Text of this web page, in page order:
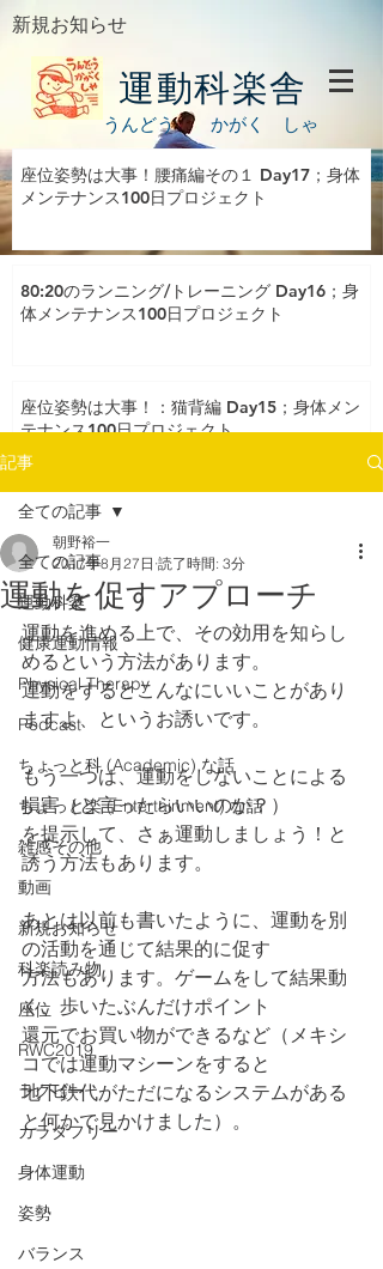
新規お知らせ
運動科楽舎
うんどう かがく しゃ
座位姿勢は大事！腰痛編その１ Day17；身体
メンテナンス100日プロジェクト
80:20のランニング/トレーニング Day16；身
体メンテナンス100日プロジェクト
座位姿勢は大事！：猫背編 Day15；身体メン
テナンス100日プロジェクト
記事
全ての記事
運動科楽
健康運動情報
Physical Therapy
Podcast
ちょっと科 (Academic) な話
ちょっと楽 (Entertainment) な話
雑感その他
動画
新規お知らせ
科楽読み物
座位
RWC2019
ラグビー
カラダフリー
身体運動
姿勢
バランス
全ての記事
運動を促すアプローチ
朝野裕一
2017年8月27日 読了時間: 3分
運動を進める上で、その効用を知らし
めるという方法があります。
運動をするとこんなにいいことがあり
ますよ、というお誘いです。
もう一つは、運動をしないことによる
損害（と言ったらいいのか？）
を提示して、さぁ運動しましょう！と
誘う方法もあります。
あとは以前も書いたように、運動を別
の活動を通じて結果的に促す
方法もあります。ゲームをして結果動
く、歩いたぶんだけポイント
還元でお買い物ができるなど（メキシ
コでは運動マシーンをすると
地下鉄代がただになるシステムがある
と何かで見かけました）。